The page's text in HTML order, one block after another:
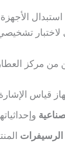
استبدال
تشخيصي
من مركز
قياس
الرسيفرات